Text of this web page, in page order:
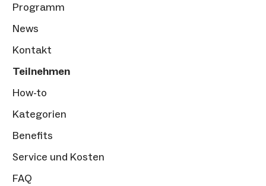
Programm
News
Kontakt
Teilnehmen
How-to
Kategorien
Benefits
Service und Kosten
FAQ